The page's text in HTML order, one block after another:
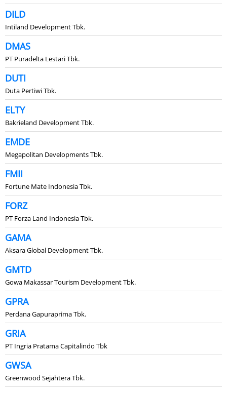
DILD
Intiland Development Tbk.
DMAS
PT Puradelta Lestari Tbk.
DUTI
Duta Pertiwi Tbk.
ELTY
Bakrieland Development Tbk.
EMDE
Megapolitan Developments Tbk.
FMII
Fortune Mate Indonesia Tbk.
FORZ
PT Forza Land Indonesia Tbk.
GAMA
Aksara Global Development Tbk.
GMTD
Gowa Makassar Tourism Development Tbk.
GPRA
Perdana Gapuraprima Tbk.
GRIA
PT Ingria Pratama Capitalindo Tbk
GWSA
Greenwood Sejahtera Tbk.